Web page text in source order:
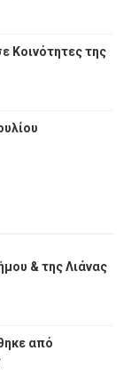
Κοινότητες της
& της Λιάνας
από